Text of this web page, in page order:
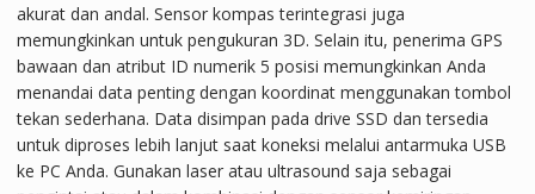
akurat dan andal. Sensor kompas terintegrasi juga
memungkinkan untuk pengukuran 3D. Selain itu, penerima GPS
bawaan dan atribut ID numerik 5 posisi memungkinkan Anda
menandai data penting dengan koordinat menggunakan tombol
tekan sederhana. Data disimpan pada drive SSD dan tersedia
untuk diproses lebih lanjut saat koneksi melalui antarmuka USB
ke PC Anda. Gunakan laser atau ultrasound saja sebagai